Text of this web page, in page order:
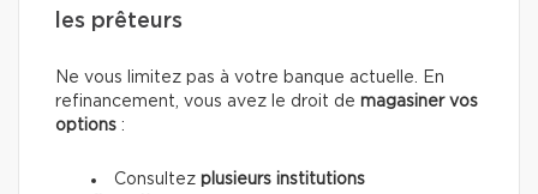
les prêteurs
Ne vous limitez pas à votre banque actuelle. En
refinancement, vous avez le droit de magasiner vos
options :
Consultez plusieurs institutions